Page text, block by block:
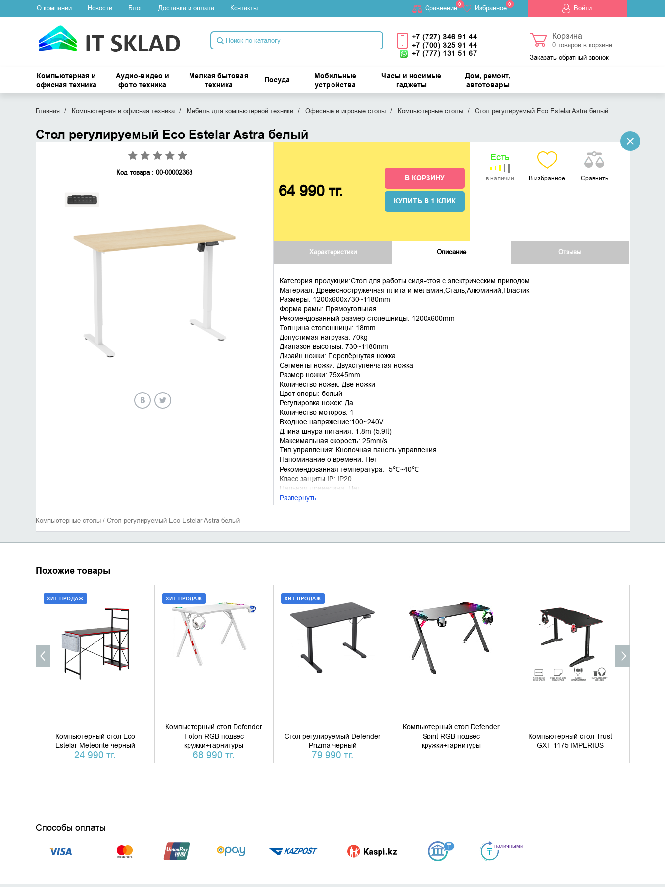
О компании Новости Блог Доставка и оплата Контакты Cравнение0 Избранное 0 Войти
+7 (727) 346 91 44
+7 (700) 325 91 44
+7 (777) 131 51 67
Корзина
0товаров в корзине
Заказать обратный звонок
Компьютерная и
офисная техника
Аудио-видео и
фото техника
Мелкая бытовая
техника
Посуда
Мобильные
устройства
Часы и носимые
гаджеты
Дом, ремонт,
автотовары
Главная Компьютерная и офисная техника Мебель для компьютерной техники Офисные и игровые столы Компьютерные столы Стол регулируемый Eco Estelar Astra белый
Стол регулируемый Eco Estelar Astra белый
Код товара : 00-00002368
64 990 тг.
В КОРЗИНУ
КУПИТЬ В 1 КЛИК
Есть
в наличии В избранное Сравнить
Характеристики Описание Отзывы
Категория продукции:Стол для работы сидя-стоя с электрическим приводом
Материал: Древесностружечная плита и меламин,Сталь,Алюминий,Пластик
Размеры: 1200x600x730~1180mm
Форма рамы: Прямоугольная
Рекомендованный размер столешницы: 1200x600mm
Толщина столешницы: 18mm
Допустимая нагрузка: 70kg
Диапазон высотыы: 730~1180mm
Дизайн ножки: Перевёрнутая ножка
Сегменты ножки: Двухступенчатая ножка
Размер ножки: 75x45mm
Количество ножек: Две ножки
Цвет опоры: белый
Регулировка ножек: Да
Количество моторов: 1
Входное напряжение:100~240V
Длина шнура питания: 1.8m (5.9ft)
Максимальная скорость: 25mm/s
Тип управления: Кнопочная панель управления
Напоминание о времени: Нет
Рекомендованная температура: -5℃~40℃
Класс защиты IP: IP20
Цельная древесина: Нет
Развернуть
Компьютерные столы / Стол регулируемый Eco Estelar Astra белый
Похожие товары
Компьютерный стол Eco
Estelar Meteorite черный
24 990 тг.
ХИТ ПРОДАЖ
ДОБАВИТЬ В КОРЗИНУ
КУПИТЬ В 1 КЛИК
Компьютерный стол Defender
Foton RGB подвес
кружки+гарнитуры
68 990 тг.
ХИТ ПРОДАЖ
ДОБАВИТЬ В КОРЗИНУ
КУПИТЬ В 1 КЛИК
Стол регулируемый Defender
Prizma черный
79 990 тг.
ХИТ ПРОДАЖ
ДОБАВИТЬ В КОРЗИНУ
КУПИТЬ В 1 КЛИК
Компьютерный стол Defender
Spirit RGB подвес
кружки+гарнитуры
УТОЧНИТЬ НАЛИЧИЕ
Компьютерный стол Trust
GXT 1175 IMPERIUS
УТОЧНИТЬ НАЛИЧИЕ
Способы оплаты